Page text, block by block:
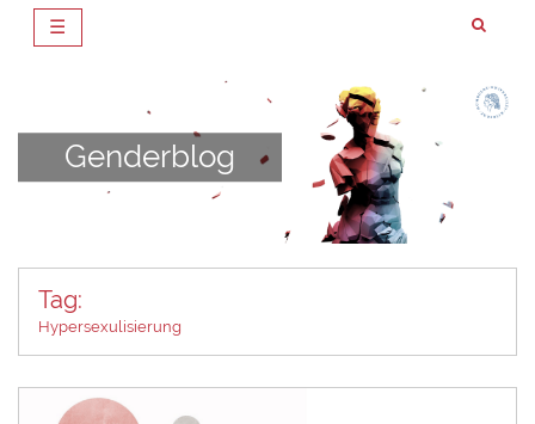
☰
Genderblog
Tag:
Hypersexulisierung